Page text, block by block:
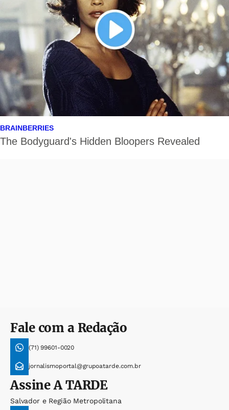
Fale com a Redação
(71) 99601-0020
jornalismoportal@grupoatarde.com.br
AssineA TARDE
Salvador e Região Metropolitana